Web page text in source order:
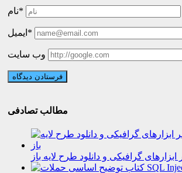
نام*
ایمیل*
وب سایت
مطالب تصادفی
گرافیکی و دانلود طرح لایه باز